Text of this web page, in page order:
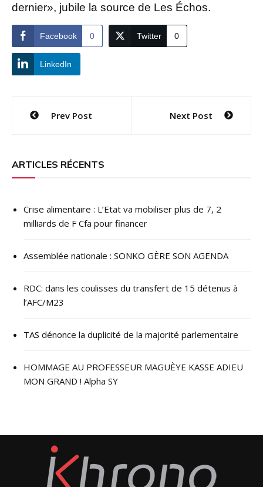
dernier», jubile la source de Les Échos.
Facebook 0 Twitter 0
LinkedIn
Navigation
l’article
Prev Post Next Post
ARTICLES RÉCENTS
Crise alimentaire : L’Etat va mobiliser plus de 7, 2
milliards de F Cfa pour financer
Assemblée nationale : SONKO GÈRE SON AGENDA
RDC: dans les coulisses du transfert de 15 détenus à
l’AFC/M23
TAS dénonce la duplicité de la majorité parlementaire
HOMMAGE AU PROFESSEUR MAGUÈYE KASSE ADIEU
MON GRAND ! Alpha SY